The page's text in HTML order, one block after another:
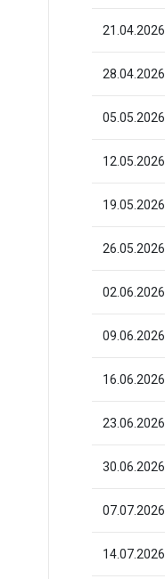
21.04.2026
28.04.2026
05.05.2026
12.05.2026
19.05.2026
26.05.2026
02.06.2026
09.06.2026
16.06.2026
23.06.2026
30.06.2026
07.07.2026
14.07.2026